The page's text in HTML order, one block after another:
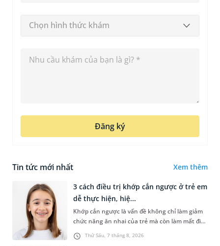
Chọn hình thức khám
Đăng ký
Tin tức mới nhất Xem thêm
Thứ Sáu, 7 tháng 8, 2026
3 cách điều trị khớp cắn ngược ở trẻ em
dễ thực hiện, hiệ...
Khớp cắn ngược là vấn đề không chỉ làm giảm
chức năng ăn nhai của trẻ mà còn làm mất đi
sự cân đối của khuôn mặt. Do đó, cần khắc
phục sớm tình trạng này để...